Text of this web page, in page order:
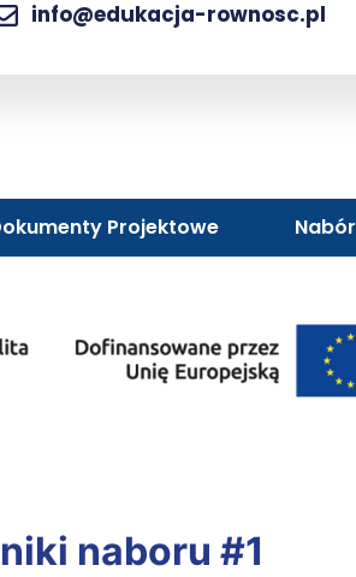
info@edukacja-rownosc.pl
Projektowe Nabór
naboru #1